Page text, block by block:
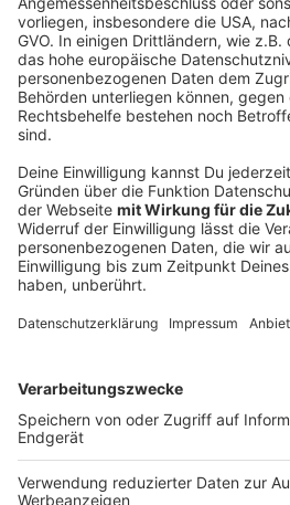
Wir verwenden einen
Drittanbieters, um
einzubetten. Dieser
Daten zu Ihren
Details durch und
Nutzung des Service
Video
Mehr
Akzeptieren
Management
Alle Farben & HUGEL - Castle
Anzeige
Anzeige